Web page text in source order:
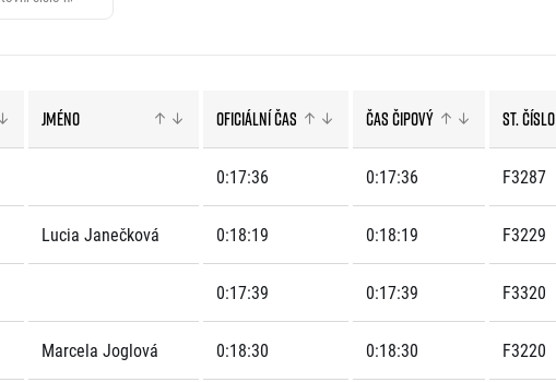
Systém bodování
Napoli Running
RunCzech Halfs
Projekt RunCzech Halfs
dm rodinná míle
Český maratonský klub
RunCzech Pacers
Running Doctors
Středoškoláci
Seznam neziskových organizací
Jméno Oficiální čas Čas čipový St. číslo
0:17:36 0:17:36 F3287
Lucia Janečková 0:18:19 0:18:19 F3229
0:17:39 0:17:39 F3320
Marcela Joglová 0:18:30 0:18:30 F3220